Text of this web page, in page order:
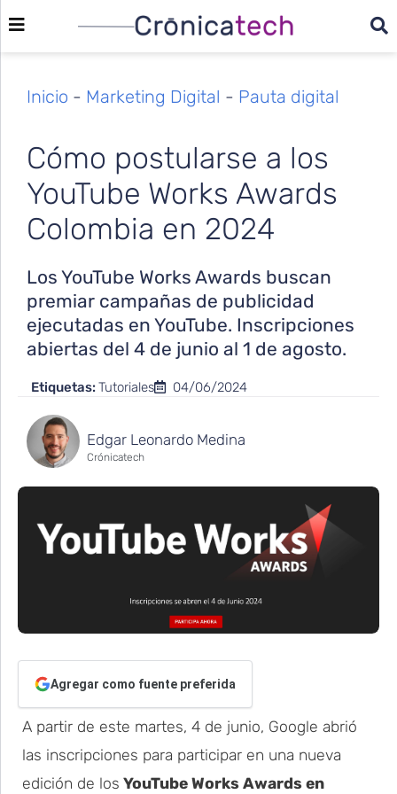
Inicio - Marketing Digital - Pauta digital
Cómo postularse a los
YouTube Works Awards
Colombia en 2024
Los YouTube Works Awards buscan
premiar campañas de publicidad
ejecutadas en YouTube. Inscripciones
abiertas del 4 de junio al 1 de agosto.
Etiquetas:Tutoriales 04/06/2024
Edgar Leonardo Medina
Crónicatech
Agregar como fuente preferida
A partir de este martes, 4 de junio, Google abrió
las inscripciones para participar en una nueva
edición de los YouTube Works Awards en